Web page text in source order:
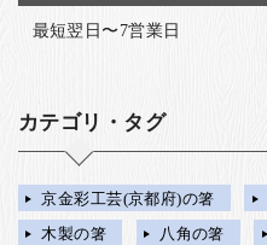
最短翌日〜7営業日
カテゴリ・タグ
京金彩工芸(京都府)の箸
木製の箸
八角の箸